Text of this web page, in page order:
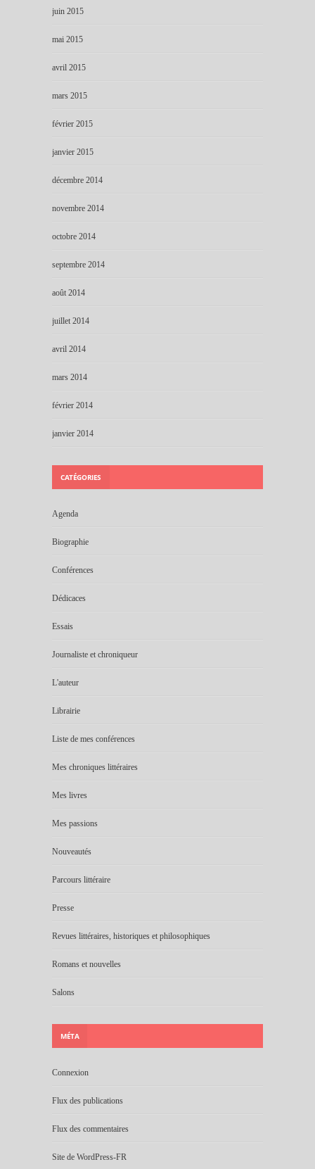
juin 2015
mai 2015
avril 2015
mars 2015
février 2015
janvier 2015
décembre 2014
novembre 2014
octobre 2014
septembre 2014
août 2014
juillet 2014
avril 2014
mars 2014
février 2014
janvier 2014
CATÉGORIES
Agenda
Biographie
Conférences
Dédicaces
Essais
Journaliste et chroniqueur
L'auteur
Librairie
Liste de mes conférences
Mes chroniques littéraires
Mes livres
Mes passions
Nouveautés
Parcours littéraire
Presse
Revues littéraires, historiques et philosophiques
Romans et nouvelles
Salons
MÉTA
Connexion
Flux des publications
Flux des commentaires
Site de WordPress-FR